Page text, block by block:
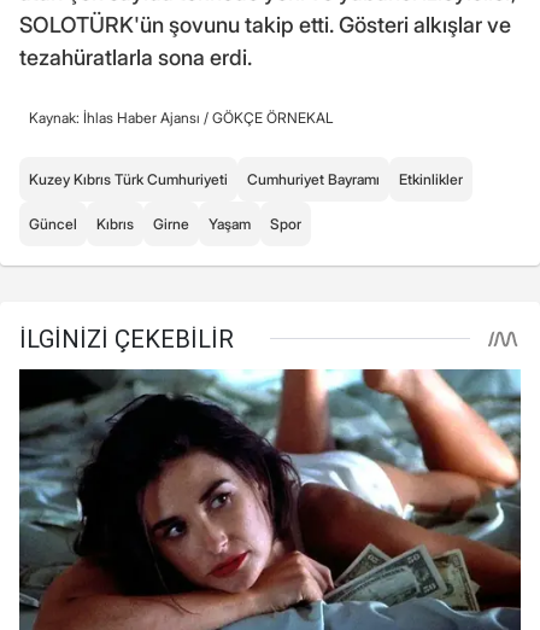
SOLOTÜRK'ün şovunu takip etti. Gösteri alkışlar ve
tezahüratlarla sona erdi.
Kaynak: İhlas Haber Ajansı / GÖKÇE ÖRNEKAL
Kuzey Kıbrıs Türk Cumhuriyeti Cumhuriyet Bayramı Etkinlikler
Güncel Kıbrıs Girne Yaşam Spor